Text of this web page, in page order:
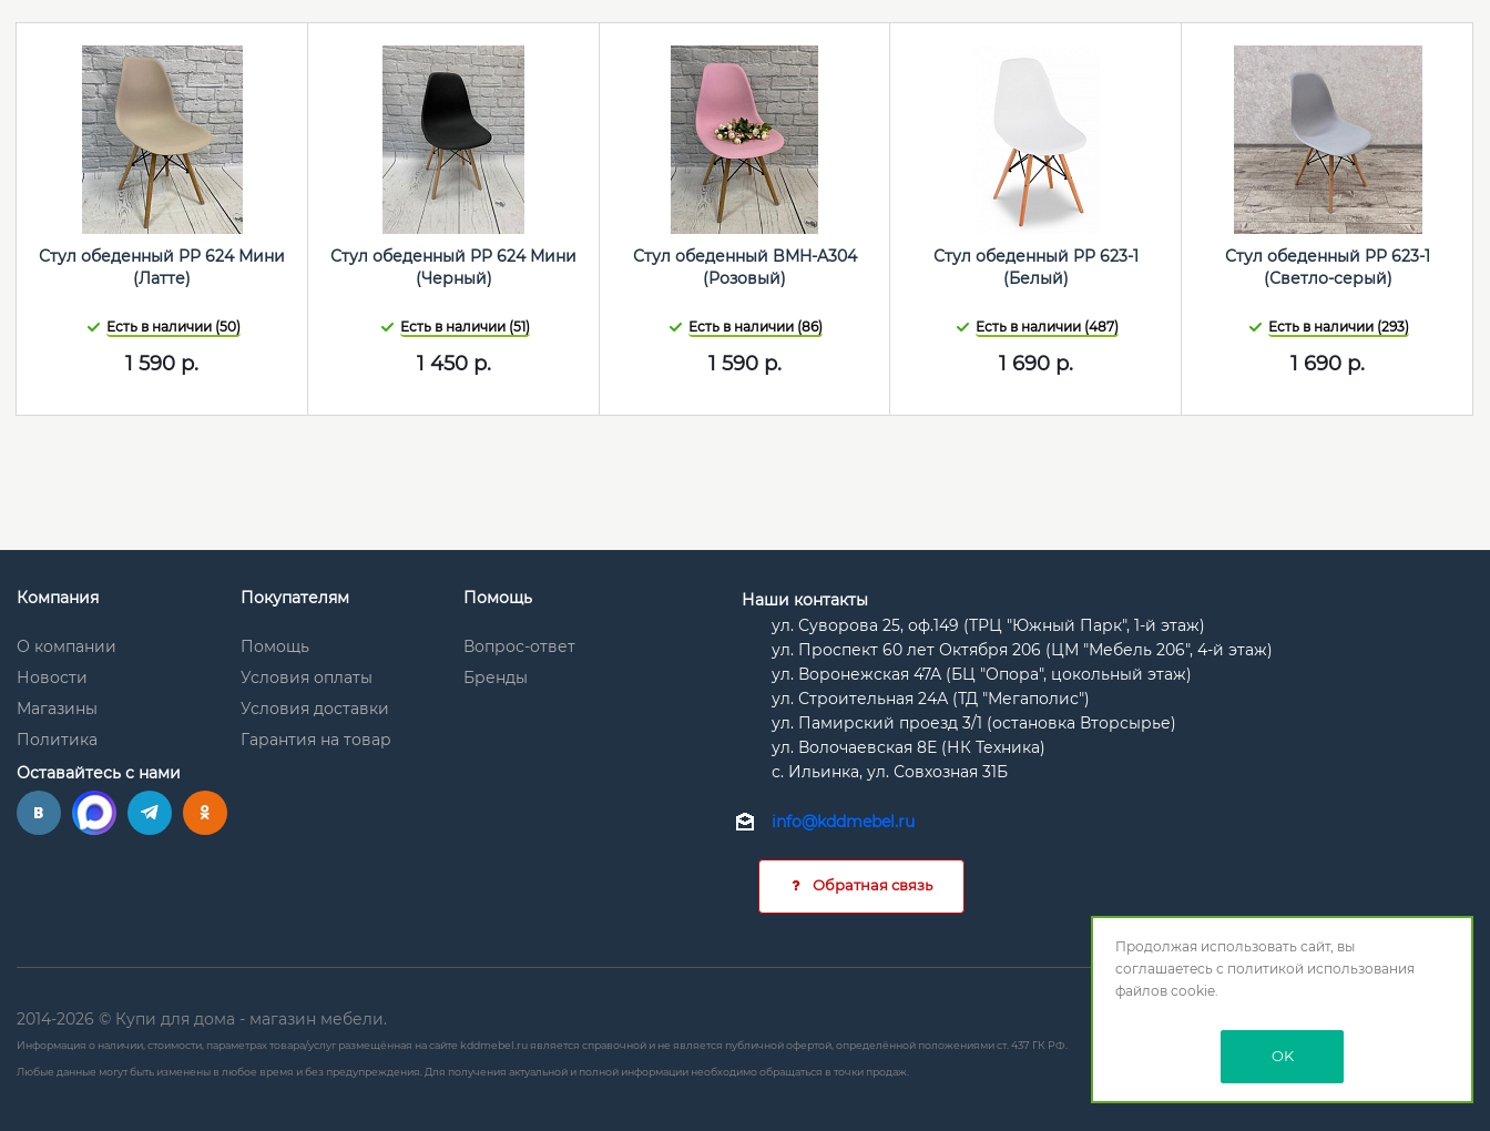
Стул обеденный PP 624 Мини
(Латте)
Есть в наличии (50)
1 590 р.
Стул обеденный PP 624 Мини
(Черный)
Есть в наличии (51)
1 450р.
Стул обеденный BMH-A304
(Розовый)
Есть в наличии (86)
1 590р.
Стул обеденный PP 623-1
(Белый)
Есть в наличии (487)
1 690 р.
Стул обеденный PP 623-1
(Светло-серый)
Есть в наличии (293)
1 690 р.
Компания
О компании
Новости
Магазины
Политика
Покупателям
Помощь
Условия оплаты
Условия доставки
Гарантия на товар
Помощь
Вопрос-ответ
Бренды
Оставайтесь с нами
Наши контакты
ул. Суворова 25, оф.149 (ТРЦ "Южный Парк", 1-й этаж)
ул. Проспект 60 лет Октября 206 (ЦМ "Мебель 206", 4-й этаж)
ул. Воронежская 47А (БЦ "Опора", цокольный этаж)
ул. Строительная 24А (ТД "Мегаполис")
ул. Памирский проезд 3/1 (остановка Вторсырье)
ул. Волочаевская 8Е (НК Техника)
с. Ильинка, ул. Совхозная 31Б
info@kddmebel.ru
Обратная связь
2014-2026 © Купи для дома - магазин мебели.
Информация о наличии, стоимости, параметрах товара/услуг размещённая на сайте kddmebel.ru является справочной и не является публичной офертой, определённой положениями ст. 437 ГК РФ.
Любые данные могут быть изменены в любое время и без предупреждения. Для получения актуальной и полной информации необходимо обращаться в точки продаж.
Продолжая использовать сайт, вы
соглашаетесь с политикой использования
файлов cookie.
OK